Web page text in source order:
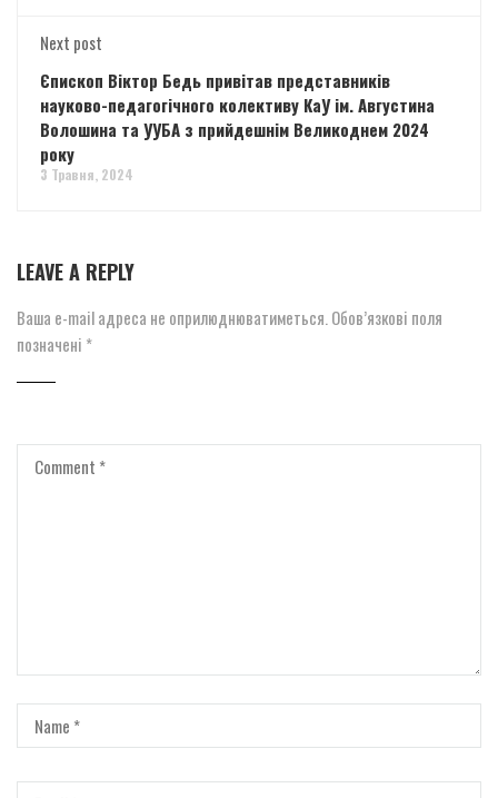
Next post
Єпископ Віктор Бедь привітав представників
науково-педагогічного колективу КаУ ім. Августина
Волошина та УУБА з прийдешнім Великоднем 2024
року
3 Травня, 2024
LEAVE A REPLY
Ваша e-mail адреса не оприлюднюватиметься. Обов’язкові поля
позначені *